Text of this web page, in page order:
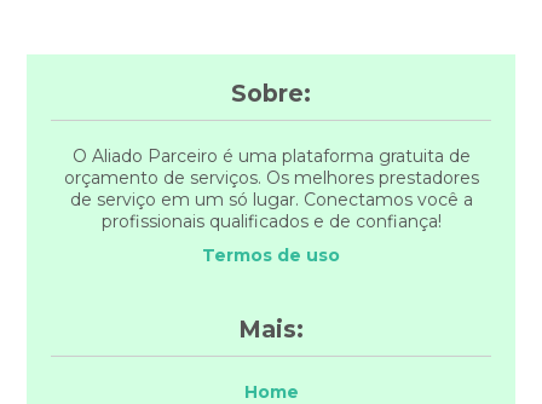
Sobre:
O Aliado Parceiro é uma plataforma gratuita de
orçamento de serviços. Os melhores prestadores
de serviço em um só lugar. Conectamos você a
profissionais qualificados e de confiança!
Termos de uso
Mais:
Home